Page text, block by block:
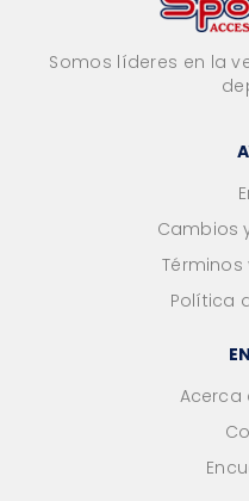
Somos líderes en la
Cambios
Política
Acerca